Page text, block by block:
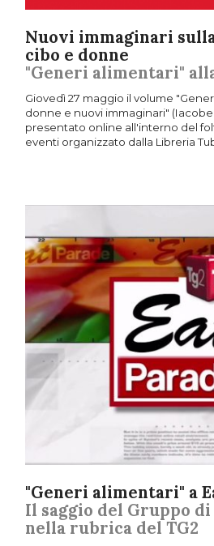
Nuovi immaginari
cibo e donne
"Generi alimentari"
Giovedì 27 maggio il volume
donne e nuovi immaginari"
presentato online all'interno del
eventi organizzato dalla Libreria
"Generi alimentari" a
Il saggio del Gruppo
nella rubrica del TG2